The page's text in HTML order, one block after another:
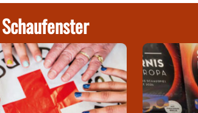
Schaufenster